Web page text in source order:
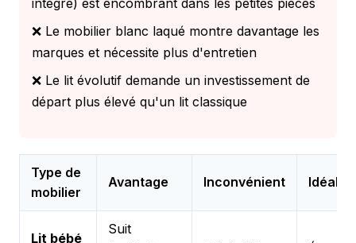
intégré) est encombrant dans les petites pièces
❌ Le mobilier blanc laqué montre davantage les
marques et nécessite plus d'entretien
❌ Le lit évolutif demande un investissement de
départ plus élevé qu'un lit classique
Type de
mobilier
Avantage Inconvénient Idéal
Lit bébé
Suit